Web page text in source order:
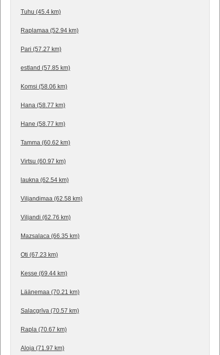
Tuhu (45.4 km)
Raplamaa (52.94 km)
Pari (57.27 km)
estland (57.85 km)
Komsi (58.06 km)
Hana (58.77 km)
Hane (58.77 km)
Tamma (60.62 km)
Virtsu (60.97 km)
laukna (62.54 km)
Viljandimaa (62.58 km)
Viljandi (62.76 km)
Mazsalaca (66.35 km)
Oti (67.23 km)
Kesse (69.44 km)
Läänemaa (70.21 km)
Salacgrīva (70.57 km)
Rapla (70.67 km)
Aloja (71.97 km)